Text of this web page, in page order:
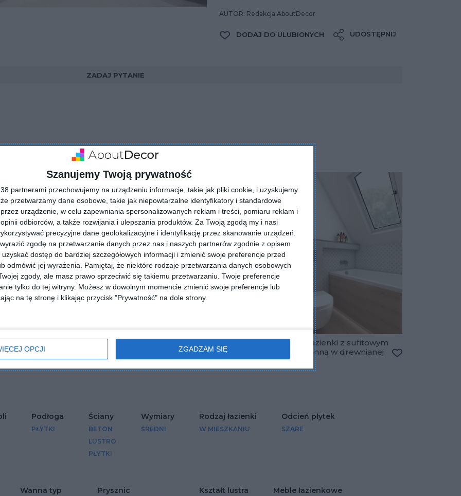
Szanujemy Twoją prywatność
partnerami przechowujemy na urządzeniu informacje, takie jak pliki cookie, i uzyskujemy
przetwarzamy dane osobowe, takie jak niepowtarzalne identyfikatory i standardowe
przez urządzenie, w celu zapewniania spersonalizowanych reklam i treści, pomiaru reklam i
odbiorców, a także rozwijania i ulepszania produktów. Za Twoją zgodą my i nasi
precyzyjne dane geolokalizacyjne i identyfikację przez skanowanie urządzeń.
zgodę na przetwarzanie danych przez nas i naszych partnerów zgodnie z opisem
dostęp do bardziej szczegółowych informacji i zmienić swoje preferencje przed
odmówić jej wyrażenia.
Pamiętaj, że niektóre rodzaje przetwarzania danych osobowych
zgody, ale masz prawo sprzeciwić się takiemu przetwarzaniu. Twoje preferencje
tylko do tej witryny. Możesz w dowolnym momencie zmienić swoje preferencje lub
na tę stronę i klikając przycisk "Prywatność" na dole strony.
OPCJI ZGADZAM SIĘ
AUTOR: Redakcja AboutDecor
DODAJ DO ULUBIONYCH UDOSTĘPNIJ
ZADAJ PYTANIE
3d na ścianie i z
drewna
płytkami 3d na ścianie
Dodaj do ulubionych
Aranżacja łazienki z sufitowym
oknem i wanną w drewnianej
zabudowie
Podłoga
PŁYTKI
Ściany
BETON
LUSTRO
PŁYTKI
Wymiary
ŚREDNI
Rodzaj łazienki
W MIESZKANIU
Odcień płytek
SZARE
Wanna typ Prysznic Kształt lustra Meble łazienkowe